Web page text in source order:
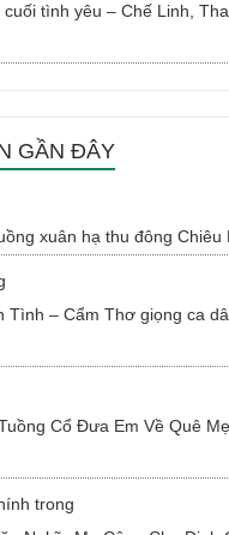
tình yêu – Chế Linh,
GẦN ĐÂY
xuân hạ thu đông Chiêu
Tình – Cẩm Thơ giọng ca
Cổ Đưa Em Về Quê
trong